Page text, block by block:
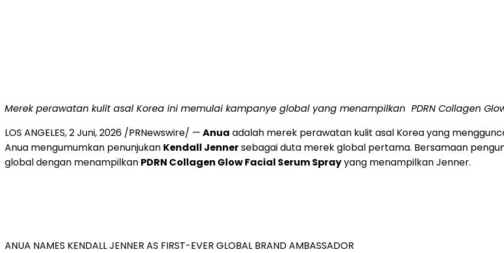
Merek perawatan kulit asal Korea ini memulai kampanye global yang menampilkan PDRN Collagen
LOS ANGELES,2 Juni, 2026 /PRNewswire/ — Anua adalah merek perawatan kulit asal Korea yang
Anua mengumumkan penunjukan Kendall Jennersebagai duta merek global pertama. Bersamaan
global dengan menampilkan PDRN Collagen Glow Facial Serum Sprayyang menampilkan Jenner.
ANUA NAMES KENDALL JENNER AS FIRST-EVER GLOBAL BRAND AMBASSADOR